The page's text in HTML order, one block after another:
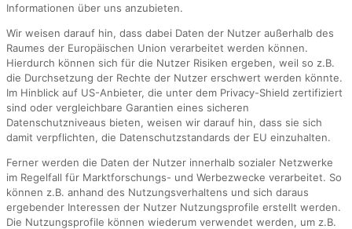
Informationen über uns anzubieten.
Wir weisen darauf hin, dass dabei Daten der Nutzer außerhalb des
Raumes der Europäischen Union verarbeitet werden können.
Hierdurch können sich für die Nutzer Risiken ergeben, weil so z.B.
die Durchsetzung der Rechte der Nutzer erschwert werden könnte.
Im Hinblick auf US-Anbieter, die unter dem Privacy-Shield zertifiziert
sind oder vergleichbare Garantien eines sicheren
Datenschutzniveaus bieten, weisen wir darauf hin, dass sie sich
damit verpflichten, die Datenschutzstandards der EU einzuhalten.
Ferner werden die Daten der Nutzer innerhalb sozialer Netzwerke
im Regelfall für Marktforschungs- und Werbezwecke verarbeitet. So
können z.B. anhand des Nutzungsverhaltens und sich daraus
ergebender Interessen der Nutzer Nutzungsprofile erstellt werden.
Die Nutzungsprofile können wiederum verwendet werden, um z.B.